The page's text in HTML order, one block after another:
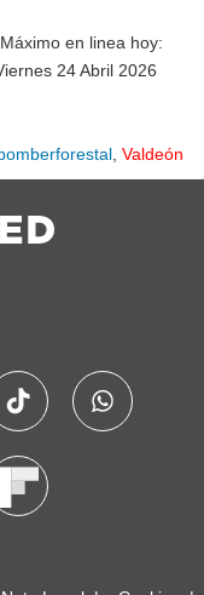
en linea hoy:
24 Abril 2026
Valdeón